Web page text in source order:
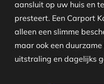
aansluit op uw huis en
presteert. Een Carport
alleen een slimme
maar ook een
uitstraling en dagelijks